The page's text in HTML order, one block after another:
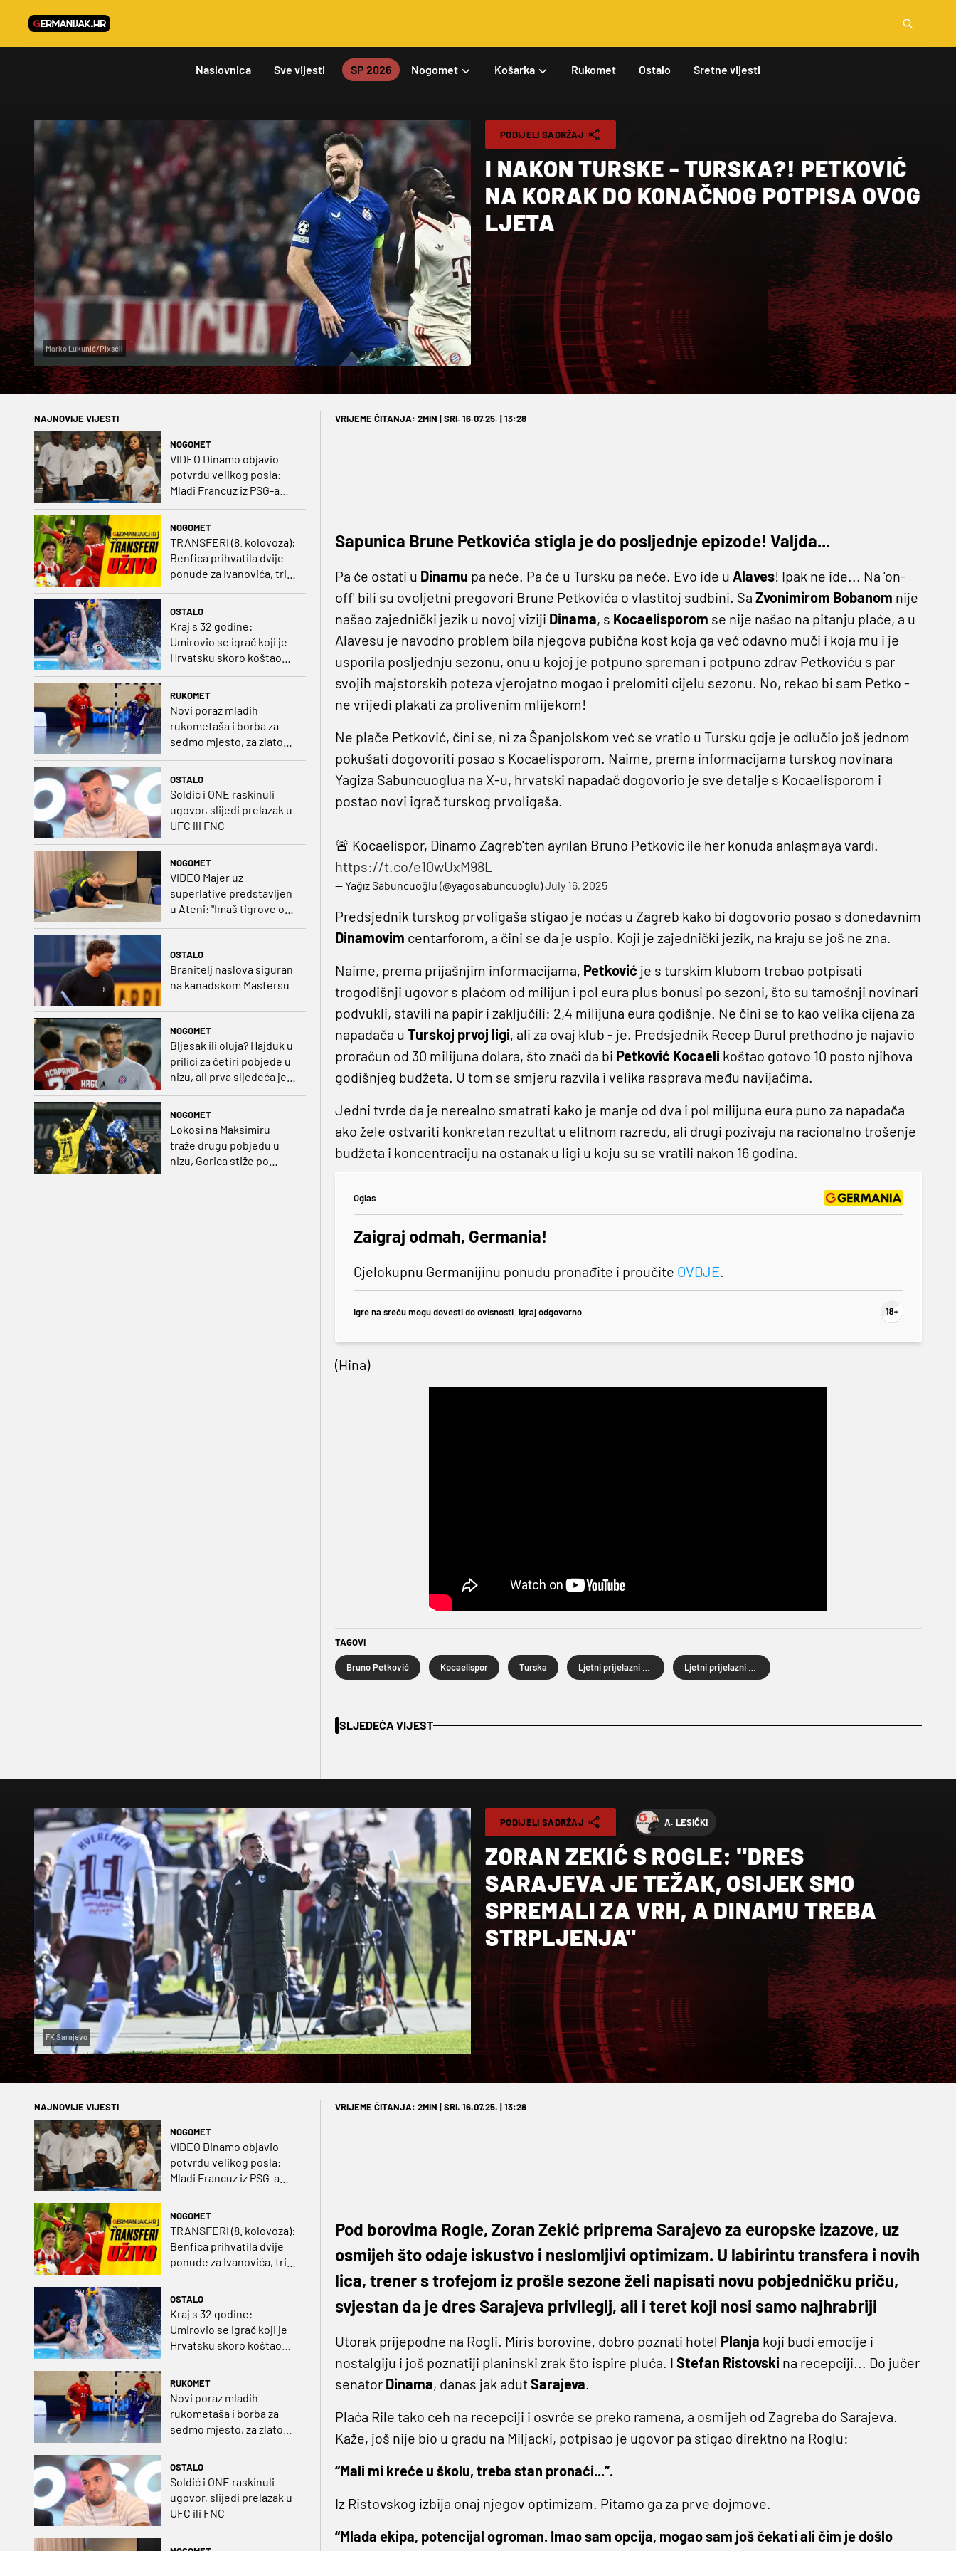
Naslovnica Sve vijesti SP 2026 Nogomet Košarka Rukomet Ostalo Sretne vijesti
Marko Lukunić/Pixsell
PODIJELI SADRŽAJ
I NAKON TURSKE - TURSKA?! PETKOVIĆ
NA KORAK DO KONAČNOG POTPISA OVOG
LJETA
NAJNOVIJE VIJESTI
NOGOMET
VIDEO Dinamo objavio
potvrdu velikog posla:
Mladi Francuz iz PSG-a
NOGOMET
TRANSFERI (8. kolovoza):
Benfica prihvatila dvije
ponude za Ivanovića, tri
OSTALO
Kraj s 32 godine:
Umirovio se igrač koji je
Hrvatsku skoro koštao
svjetskog zlata
RUKOMET
Novi poraz mladih
rukometaša i borba za
sedmo mjesto, za zlato
se bore Slovenci i
OSTALO
Soldić i ONE raskinuli
ugovor, slijedi prelazak u
UFC ili FNC
NOGOMET
VIDEO Majer uz
superlative predstavljen
u Ateni: "Imaš tigrove oči,
OSTALO
Branitelj naslova siguran
na kanadskom Mastersu
NOGOMET
Bljesak ili oluja? Hajduk u
prilici za četiri pobjede u
nizu, ali prva sljedeća je
NOGOMET
Lokosi na Maksimiru
traže drugu pobjedu u
nizu, Gorica stiže po
VRIJEME ČITANJA: 2MIN | SRI. 16.07.25. | 13:28
Sapunica Brune Petkovića stigla je do posljednje epizode! Valjda...
Pa će ostati u Dinamu pa neće. Pa će u Tursku pa neće. Evo ide u Alaves! Ipak ne ide... Na 'on-
off' bili su ovoljetni pregovori Brune Petkovića o vlastitoj sudbini. Sa Zvonimirom Bobanom nije
našao zajednički jezik u novoj viziji Dinama, s Kocaelisporom se nije našao na pitanju plaće, a u
Alavesu je navodno problem bila njegova pubična kost koja ga već odavno muči i koja mu i je
usporila posljednju sezonu, onu u kojoj je potpuno spreman i potpuno zdrav Petkoviću s par
svojih majstorskih poteza vjerojatno mogao i prelomiti cijelu sezonu. No, rekao bi sam Petko -
ne vrijedi plakati za prolivenim mlijekom!
Ne plače Petković, čini se, ni za Španjolskom već se vratio u Tursku gdje je odlučio još jednom
pokušati dogovoriti posao s Kocaelisporom. Naime, prema informacijama turskog novinara
Yagiza Sabuncuoglua na X-u, hrvatski napadač dogovorio je sve detalje s Kocaelisporom i
postao novi igrač turskog prvoligaša.
🚨 Kocaelispor, Dinamo Zagreb'ten ayrılan Bruno Petkovic ile her konuda anlaşmaya vardı.
https://t.co/e10wUxM98L
— Yağız Sabuncuoğlu (@yagosabuncuoglu)July 16, 2025
Predsjednik turskog prvoligaša stigao je noćas u Zagreb kako bi dogovorio posao s donedavnim
Dinamovim centarforom, a čini se da je uspio. Koji je zajednički jezik, na kraju se još ne zna.
Naime, prema prijašnjim informacijama, Petković je s turskim klubom trebao potpisati
trogodišnji ugovor s plaćom od milijun i pol eura plus bonusi po sezoni, što su tamošnji novinari
podvukli, stavili na papir i zaključili: 2,4 milijuna eura godišnje. Ne čini se to kao velika cijena za
napadača u Turskoj prvoj ligi, ali za ovaj klub - je. Predsjednik Recep Durul prethodno je najavio
proračun od 30 milijuna dolara, što znači da bi Petković Kocaeli koštao gotovo 10 posto njihova
godišnjeg budžeta. U tom se smjeru razvila i velika rasprava među navijačima.
Jedni tvrde da je nerealno smatrati kako je manje od dva i pol milijuna eura puno za napadača
ako žele ostvariti konkretan rezultat u elitnom razredu, ali drugi pozivaju na racionalno trošenje
budžeta i koncentraciju na ostanak u ligi u koju su se vratili nakon 16 godina.
Oglas
Zaigraj odmah, Germania!
Cjelokupnu Germanijinu ponudu pronađite i proučite OVDJE.
Igre na sreću mogu dovesti do ovisnosti. Igraj odgovorno.
(Hina)
TAGOVI
Bruno Petković Kocaelispor Turska Ljetni prijelazni rok Ljetni prijelazni rok 2025.
SLJEDEĆA VIJEST
FK Sarajevo
PODIJELI SADRŽAJ A. LESIČKI
ZORAN ZEKIĆ S ROGLE: "DRES
SARAJEVA JE TEŽAK, OSIJEK SMO
SPREMALI ZA VRH, A DINAMU TREBA
STRPLJENJA"
NAJNOVIJE VIJESTI
NOGOMET
VIDEO Dinamo objavio
potvrdu velikog posla:
Mladi Francuz iz PSG-a
zadužio dres Plavih!
NOGOMET
TRANSFERI (8. kolovoza):
Benfica prihvatila dvije
ponude za Ivanovića, tri
OSTALO
Kraj s 32 godine:
Umirovio se igrač koji je
Hrvatsku skoro koštao
RUKOMET
Novi poraz mladih
rukometaša i borba za
sedmo mjesto, za zlato
OSTALO
Soldić i ONE raskinuli
ugovor, slijedi prelazak u
UFC ili FNC
VRIJEME ČITANJA: 2MIN | SRI. 16.07.25. | 13:28
Pod borovima Rogle, Zoran Zekić priprema Sarajevo za europske izazove, uz
osmijeh što odaje iskustvo i neslomljivi optimizam. U labirintu transfera i novih
lica, trener s trofejom iz prošle sezone želi napisati novu pobjedničku priču,
svjestan da je dres Sarajeva privilegij, ali i teret koji nosi samo najhrabriji
Utorak prijepodne na Rogli. Miris borovine, dobro poznati hotel Planja koji budi emocije i
nostalgiju i još poznatiji planinski zrak što ispire pluća. I Stefan Ristovski na recepciji... Do jučer
senator Dinama, danas jak adutSarajeva
Plaća Rile tako ceh na recepciji i osvrće se preko ramena, a osmijeh od Zagreba do Sarajeva.
Kaže, još nije bio u gradu na Miljacki, potpisao je ugovor pa stigao direktno na Roglu:
“Mali mi kreće u školu, treba stan pronaći...”.
Iz Ristovskog izbija onaj njegov optimizam. Pitamo ga za prve dojmove.
“Mlada ekipa, potencijal ogroman. Imao sam opcija, mogao sam još čekati ali čim je došlo